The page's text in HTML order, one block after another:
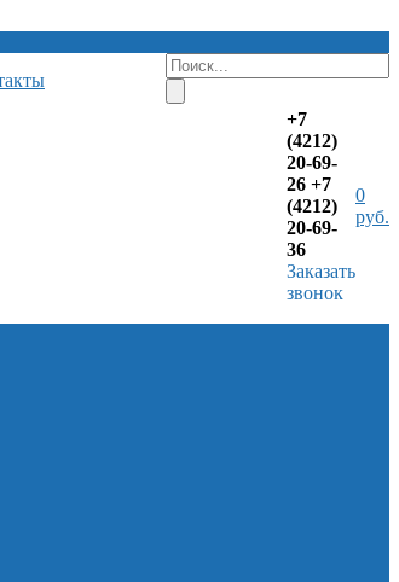
+7
(4212)
20-69-
26 +7
(4212)
20-69-
36
Заказать
звонок
0
руб.